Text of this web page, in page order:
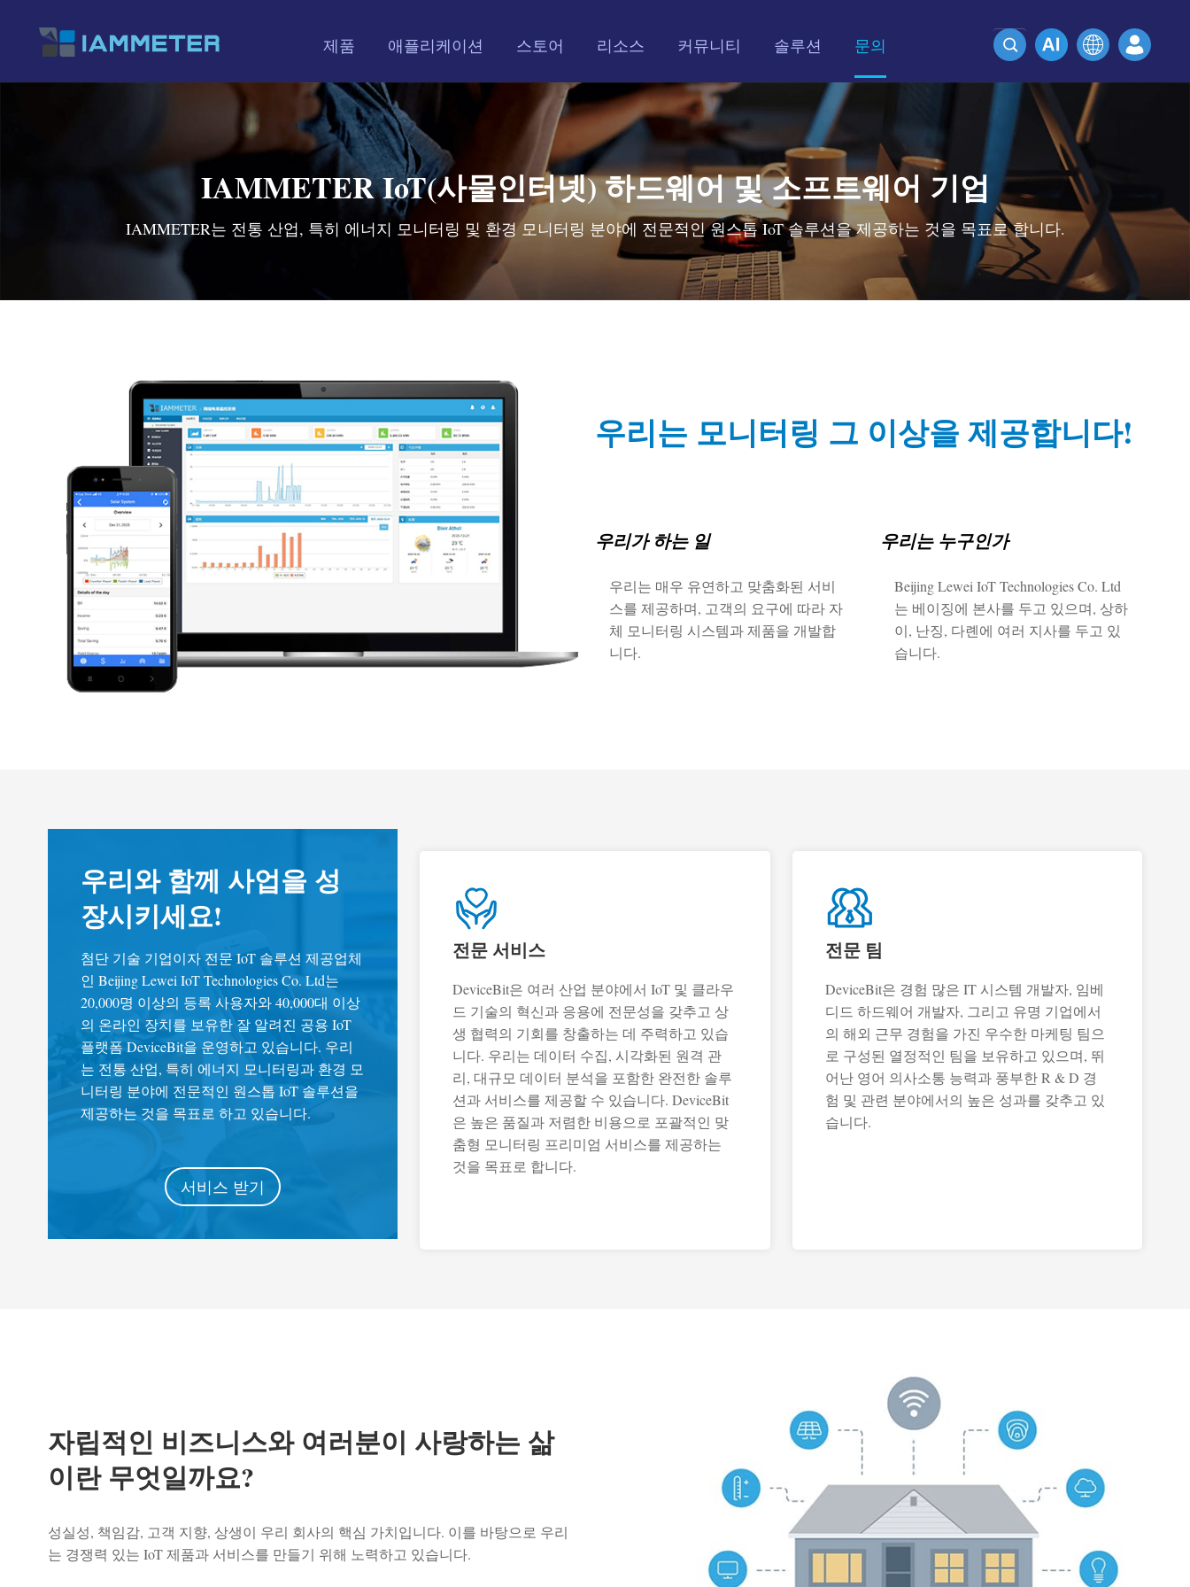
제품 애플리케이션 스토어 리소스 커뮤니티 솔루션 문의
IAMMETER IoT(사물인터넷) 하드웨어 및 소프트웨어 기업
IAMMETER는 전통 산업, 특히 에너지 모니터링 및 환경 모니터링 분야에 전문적인 원스톱 IoT 솔루션을 제공하는 것을 목표로 합니다.
우리는 모니터링 그 이상을 제공합니다!
우리는 누구인가
Beijing Lewei IoT Technologies Co. Ltd
는 베이징에 본사를 두고 있으며, 상하
이, 난징, 다롄에 여러 지사를 두고 있
습니다.
우리가 하는 일
우리는 매우 유연하고 맞춤화된 서비
스를 제공하며, 고객의 요구에 따라 자
체 모니터링 시스템과 제품을 개발합
니다.
우리와 함께 사업을 성
장시키세요!
첨단 기술 기업이자 전문 IoT 솔루션 제공업체
인 Beijing Lewei IoT Technologies Co. Ltd는
20,000명 이상의 등록 사용자와 40,000대 이상
의 온라인 장치를 보유한 잘 알려진 공용 IoT
플랫폼 DeviceBit을 운영하고 있습니다. 우리
는 전통 산업, 특히 에너지 모니터링과 환경 모
니터링 분야에 전문적인 원스톱 IoT 솔루션을
제공하는 것을 목표로 하고 있습니다.
서비스 받기
전문 팀
DeviceBit은 경험 많은 IT 시스템 개발자, 임베
디드 하드웨어 개발자, 그리고 유명 기업에서
의 해외 근무 경험을 가진 우수한 마케팅 팀으
로 구성된 열정적인 팀을 보유하고 있으며, 뛰
어난 영어 의사소통 능력과 풍부한 R & D 경
험 및 관련 분야에서의 높은 성과를 갖추고 있
습니다.
전문 서비스
DeviceBit은 여러 산업 분야에서 IoT 및 클라우
드 기술의 혁신과 응용에 전문성을 갖추고 상
생 협력의 기회를 창출하는 데 주력하고 있습
니다. 우리는 데이터 수집, 시각화된 원격 관
리, 대규모 데이터 분석을 포함한 완전한 솔루
션과 서비스를 제공할 수 있습니다. DeviceBit
은 높은 품질과 저렴한 비용으로 포괄적인 맞
춤형 모니터링 프리미엄 서비스를 제공하는
것을 목표로 합니다.
자립적인 비즈니스와 여러분이 사랑하는 삶
이란 무엇일까요?
성실성, 책임감, 고객 지향, 상생이 우리 회사의 핵심 가치입니다. 이를 바탕으로 우리
는 경쟁력 있는 IoT 제품과 서비스를 만들기 위해 노력하고 있습니다.